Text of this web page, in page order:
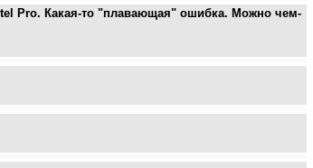
Pro. Какая-то "плавающая" ошибка. Можно чем-